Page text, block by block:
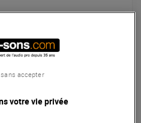
votre vie privée
accepter